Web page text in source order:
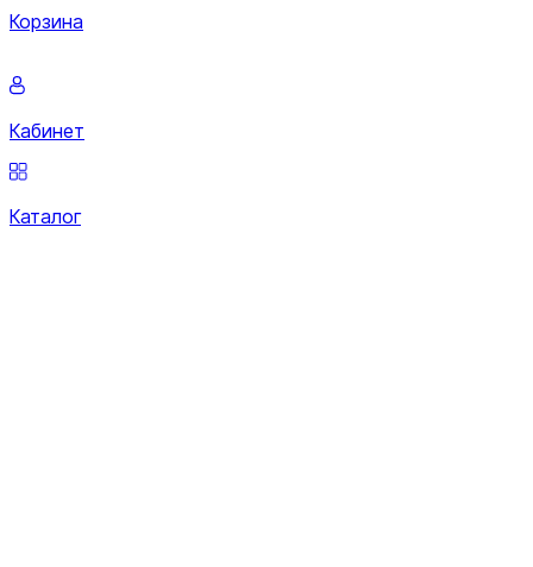
Корзина
Кабинет
Каталог